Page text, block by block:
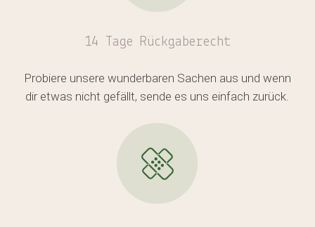
Es befinden sich keine Produkte
im Warenkorb.
14 Tage Rückgaberecht
Probiere unsere wunderbaren Sachen aus und wenn
dir etwas nicht gefällt, sende es uns einfach zurück.